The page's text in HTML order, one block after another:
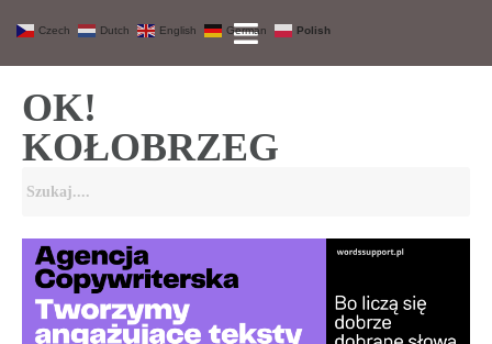
OK!
KOŁOBRZEG
Czech Dutch English German Polish